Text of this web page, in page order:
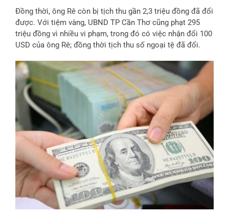
Đồng thời, ông Rê còn bị tịch thu gần 2,3 triệu đồng đã đổi
được. Với tiệm vàng, UBND TP Cần Thơ cũng phạt 295
triệu đồng vì nhiều vi phạm, trong đó có việc nhận đổi 100
USD của ông Rê; đồng thời tịch thu số ngoại tệ đã đổi.